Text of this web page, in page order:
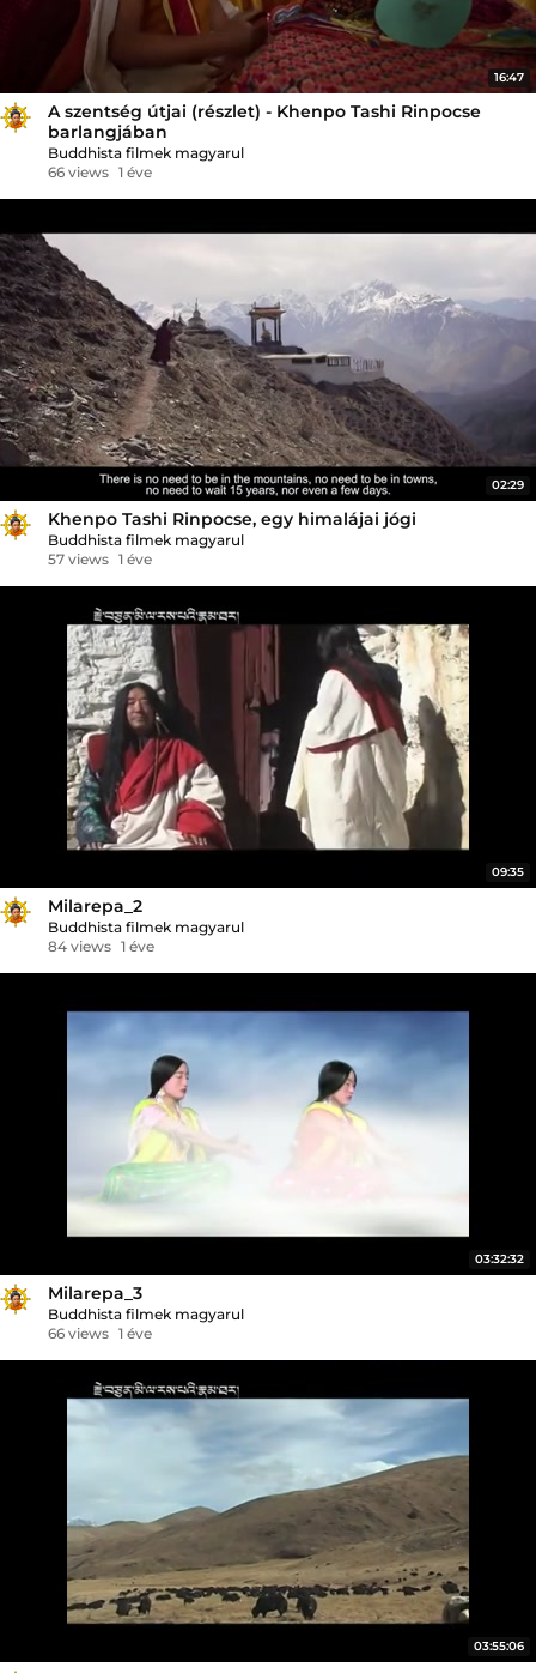
16:47
A szentség útjai (részlet) - Khenpo Tashi Rinpocse
barlangjában
Buddhista filmek magyarul
66 views 1 éve
02:29
Khenpo Tashi Rinpocse, egy himalájai jógi
Buddhista filmek magyarul
57 views 1 éve
09:35
Milarepa_2
Buddhista filmek magyarul
84 views 1 éve
03:32:32
Milarepa_3
Buddhista filmek magyarul
66 views 1 éve
03:55:06